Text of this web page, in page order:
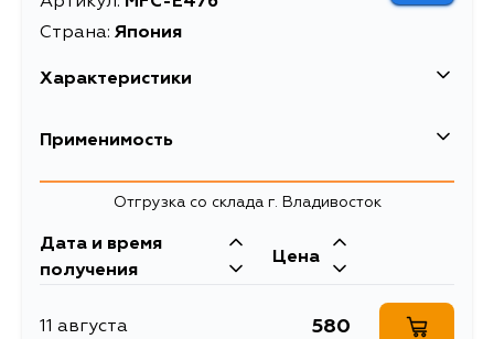
Страна: Япония
Характеристики
Применимость
Отгрузка со склада г. Владивосток
Дата и время
получения
Цена
11 августа 580